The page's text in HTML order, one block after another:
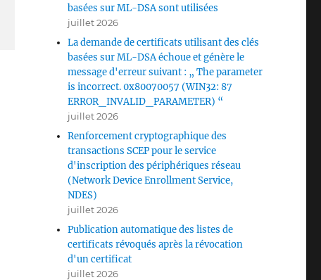
basées sur ML-DSA sont utilisées
juillet 2026
La demande de certificats utilisant des clés
basées sur ML-DSA échoue et génère le
message d'erreur suivant : „ The parameter
is incorrect. 0x80070057 (WIN32: 87
ERROR_INVALID_PARAMETER) “
juillet 2026
Renforcement cryptographique des
transactions SCEP pour le service
d'inscription des périphériques réseau
(Network Device Enrollment Service,
NDES)
juillet 2026
Publication automatique des listes de
certificats révoqués après la révocation
d'un certificat
juillet 2026